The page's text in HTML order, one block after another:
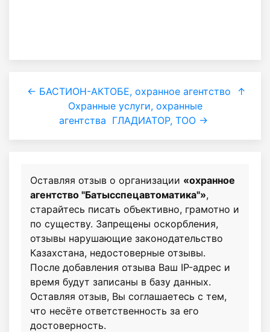
← БАСТИОН-АКТОБЕ, охранное агентство
↑
Охранные услуги, охранные
агентства ГЛАДИАТОР, ТОО →
Оставляя отзыв о организации «охранное
агентство "Батысспецавтоматика"»,
старайтесь писать объективно, грамотно и
по существу. Запрещены оскорбления,
отзывы нарушающие законодательство
Казахстана, недостоверные отзывы.
После добавления отзыва Ваш IP-адрес и
время будут записаны в базу данных.
Оставляя отзыв, Вы соглашаетесь с тем,
что несёте ответственность за его
достоверность.